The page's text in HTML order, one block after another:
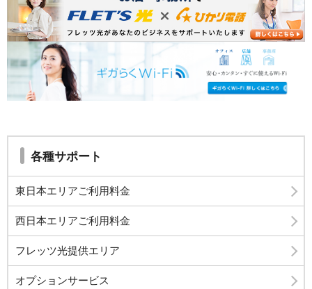
各種サポート
東日本エリアご利用料金
西日本エリアご利用料金
フレッツ光提供エリア
オプションサービス